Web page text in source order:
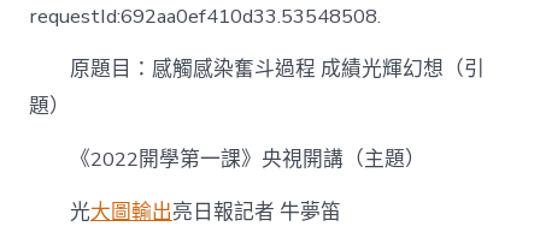
一
課》
08
靠
requestId:692aa0ef410d33.53548508.
原題目：感觸感染奮斗過程 成績光輝幻想（引
題）
《2022開學第一課》央視開講（主題）
光大圖輸出亮日報記者 牛夢笛